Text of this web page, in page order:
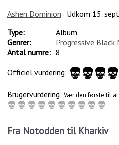
Ashen Dominion · Udkom 15.
Type:
Album
Genrer:
Progressive Black
Antal numre: 8
Officiel vurdering:
Brugervurdering: Vær den første til
Fra Notodden til Kharkiv